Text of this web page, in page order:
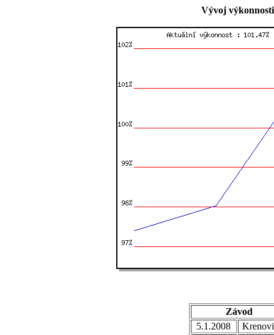
Vývoj
Závod
5.1.2008